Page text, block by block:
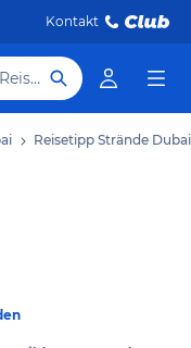
Kontakt
Hotel, Reiseziel
Reisetipp Strände Dubai